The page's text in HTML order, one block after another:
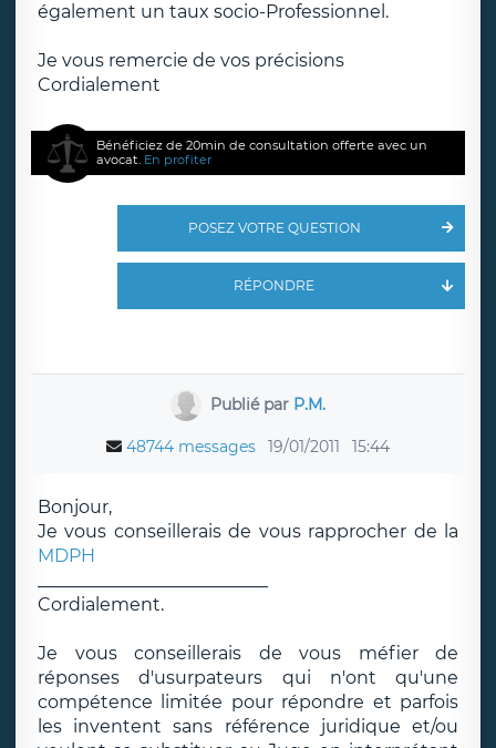
également un taux socio-Professionnel.
Je vous remercie de vos précisions
Cordialement
Bénéficiez de 20min de consultation offerte avec un
avocat. En profiter
POSEZ VOTRE QUESTION
RÉPONDRE
Publié par P.M.
48744 messages 19/01/2011 15:44
Bonjour,
Je vous conseillerais de vous rapprocher de la
MDPH
Cordialement.
Je vous conseillerais de vous méfier de
réponses d'usurpateurs qui n'ont qu'une
compétence limitée pour répondre et parfois
les inventent sans référence juridique et/ou